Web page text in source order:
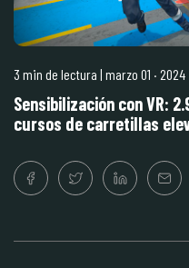
3 min de lectura | marzo 01 · 2024
Sensibilización con VR:
cursos de carretillas